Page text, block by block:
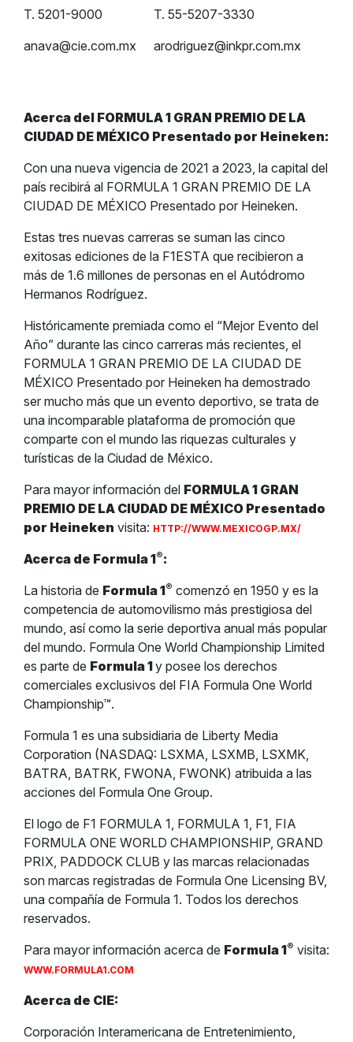
T. 5201-9000
anava@cie.com.mx
T. 55-5207-3330
arodriguez@inkpr.com.mx
Acerca del FORMULA 1 GRAN PREMIO DE LA
CIUDAD DE MÉXICO Presentado por Heineken:
Con una nueva vigencia de 2021 a 2023, la capital del
país recibirá al FORMULA 1 GRAN PREMIO DE LA
CIUDAD DE MÉXICO Presentado por Heineken.
Estas tres nuevas carreras se suman las cinco
exitosas ediciones de la F1ESTA que recibieron a
más de 1.6 millones de personas en el Autódromo
Hermanos Rodríguez.
Históricamente premiada como el “Mejor Evento del
Año” durante las cinco carreras más recientes, el
FORMULA 1 GRAN PREMIO DE LA CIUDAD DE
MÉXICO Presentado por Heineken ha demostrado
ser mucho más que un evento deportivo, se trata de
una incomparable plataforma de promoción que
comparte con el mundo las riquezas culturales y
turísticas de la Ciudad de México.
Para mayor información del FORMULA 1 GRAN
PREMIO DE LA CIUDAD DE MÉXICO Presentado
por Heineken visita: HTTP://WWW.MEXICOGP.MX/
Acerca de Formula 1®:
La historia de Formula 1® comenzó en 1950 y es la
competencia de automovilismo más prestigiosa del
mundo, así como la serie deportiva anual más popular
del mundo. Formula One World Championship Limited
es parte de Formula 1y posee los derechos
comerciales exclusivos del FIA Formula One World
Championship™.
Formula 1 es una subsidiaria de Liberty Media
Corporation (NASDAQ: LSXMA, LSXMB, LSXMK,
BATRA, BATRK, FWONA, FWONK) atribuida a las
acciones del Formula One Group.
El logo de F1 FORMULA 1, FORMULA 1, F1, FIA
FORMULA ONE WORLD CHAMPIONSHIP, GRAND
PRIX, PADDOCK CLUB y las marcas relacionadas
son marcas registradas de Formula One Licensing BV,
una compañía de Formula 1. Todos los derechos
reservados.
Para mayor información acerca de Formula 1® visita:
WWW.FORMULA1.COM
Acerca de CIE:
Corporación Interamericana de Entretenimiento,